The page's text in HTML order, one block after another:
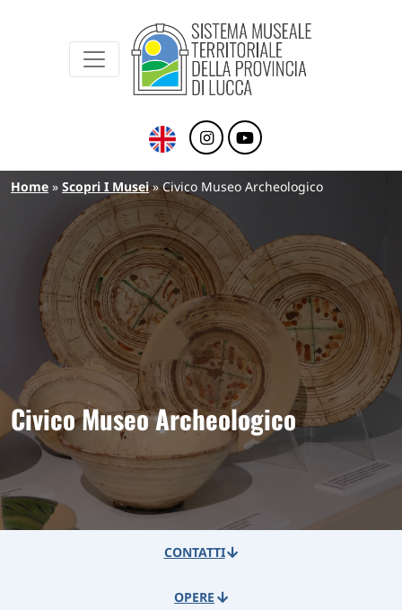
Sistema Museale Territoriale della
Briciole di pane
Home Scopri I Musei Civico Museo Archeologico
Civico Museo Archeologico
CONTATTI
OPERE